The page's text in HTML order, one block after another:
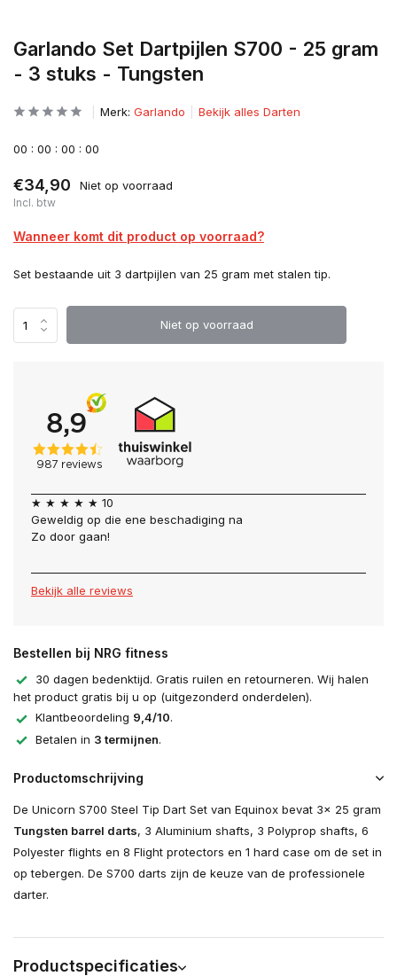
Garlando Set Dartpijlen S700 - 25 gram
- 3 stuks - Tungsten
Merk: Garlando Bekijk alles Darten
00 : 00 : 00 : 00
€34,90 Niet op voorraad
Incl. btw
Wanneer komt dit product op voorraad?
Set bestaande uit 3 dartpijlen van 25 gram met stalen tip.
Niet op voorraad
★ ★ ★ ★ ★ 10
Geweldig op die ene beschadiging na
Zo door gaan!
Bekijk alle reviews
Bestellen bij NRG fitness
30 dagen bedenktijd. Gratis ruilen en retourneren. Wij halen
het product gratis bij u op (uitgezonderd onderdelen).
Klantbeoordeling 9,4/10.
Betalen in 3 termijnen.
Productomschrijving
De Unicorn S700 Steel Tip Dart Set van Equinox bevat 3x 25 gram
Tungsten barrel darts, 3 Aluminium shafts, 3 Polyprop shafts, 6
Polyester flights en 8 Flight protectors en 1 hard case om de set in
op tebergen. De S700 darts zijn de keuze van de professionele
darter.
Productspecificaties